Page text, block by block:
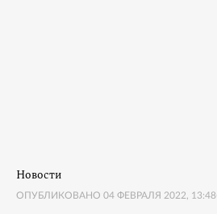
Новости
ОПУБЛИКОВАНО 04 ФЕВРАЛЯ 2022, 13:48